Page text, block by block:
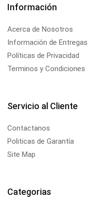
Información
Acerca de Nosotros
Información de Entregas
Políticas de Privacidad
Terminos y Condiciones
Servicio al Cliente
Contactanos
Politicas de Garantía
Site Map
Categorias